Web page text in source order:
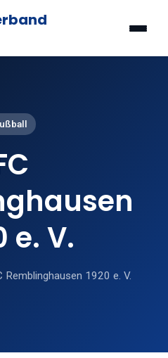
e. V.
Remblinghausen 1920 e. V.